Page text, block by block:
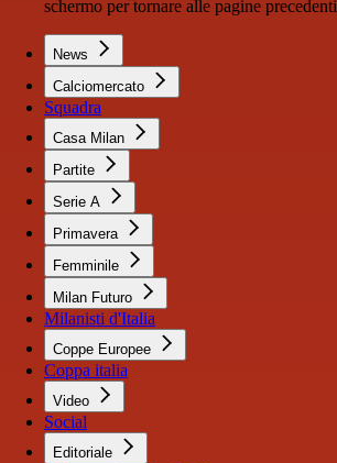
schermo per tornare alle pagine precedenti
News
Calciomercato
Squadra
Casa Milan
Partite
Serie A
Primavera
Femminile
Milan Futuro
Milanisti d'Italia
Coppe Europee
Coppa italia
Video
Social
Editoriale